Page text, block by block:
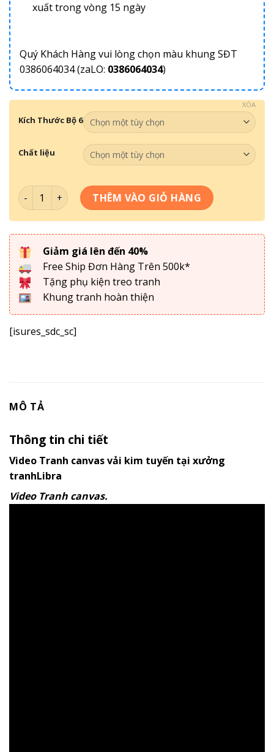
xuất trong vòng 15 ngày
Quý Khách Hàng vui lòng chọn màu khung SĐT
0386064034 (zaLO: 0386064034)
Kích Thước Bộ 6
Chất liệu
XÓA
Tranh Tối Giản - Tranh Decor DC6-020 số lượng
THÊM VÀO GIỎ HÀNG
Giảm giá lên đến 40%
Free Ship Đơn Hàng Trên 500k*
Tặng phụ kiện treo tranh
Khung tranh hoàn thiện
[isures_sdc_sc]
MÔ TẢ
Thông tin chi tiết
Video Tranh canvas vải kim tuyến tại xưởng
tranhLibra
Video Tranh canvas.